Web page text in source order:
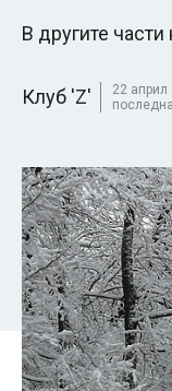
В другите
Клуб 'Z'
22 април